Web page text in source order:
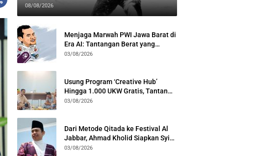
Jabbar
08/08/2026
Menjaga Marwah PWI Jawa Barat di
Era AI: Tantangan Berat yang
Menuntut Solidaritas Lintas
03/08/2026
Usung Program ‘Creative Hub’
Hingga 1.000 UKW Gratis, Tantan
Sulthon Paparkan Visi PWI Jabar di
03/08/2026
Dari Metode Qitada ke Festival Al
Jabbar, Ahmad Kholid Siapkan Syiar
Al-Qur’an Lewat Nada
03/08/2026